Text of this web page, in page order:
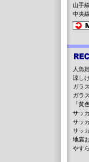
山手
中央
人魚
涼し
ガラ
ガラ
「黄
サッ
サッ
サッ
地震
やす